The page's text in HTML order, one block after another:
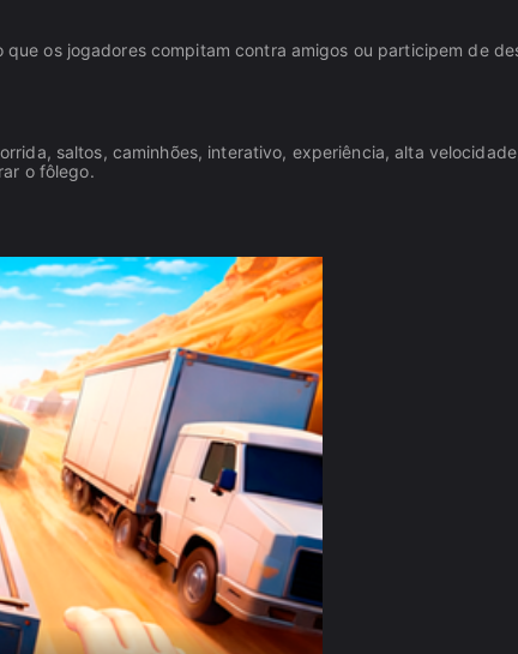
os jogadores compitam contra amigos ou participem de
saltos, caminhões, interativo, experiência, alta
o fôlego.